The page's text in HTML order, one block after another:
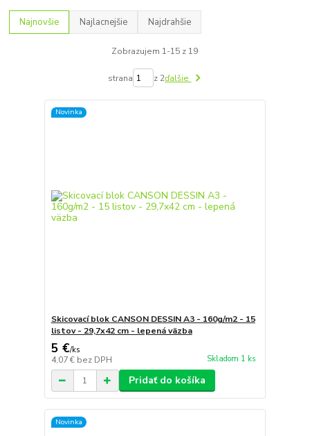
Najnovšie Najlacnejšie Najdrahšie
Zobrazujem 1-15 z 19
strana z 2ďalšie
Novinka
Skicovací blok CANSON DESSIN A3 - 160g/m2 - 15
listov - 29,7x42 cm - lepená väzba
5 €/ks
4,07 € bez DPH Skladom 1 ks
Pridať do košíka
Novinka